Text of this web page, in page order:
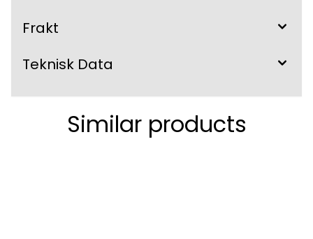
Frakt
Teknisk Data
Similar products